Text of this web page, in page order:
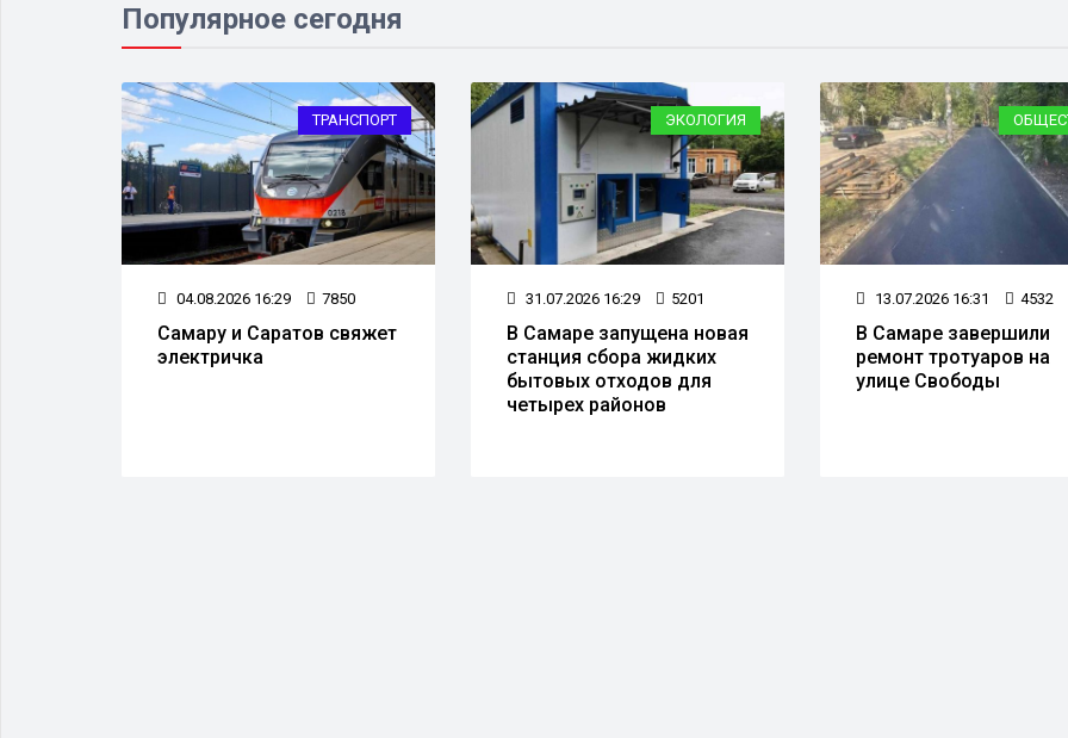
Популярное сегодня
ТРАНСПОРТ
04.08.2026 16:29 7850
Самару и Саратов свяжет
электричка
ЭКОЛОГИЯ
31.07.2026 16:29 5201
В Самаре запущена новая
станция сбора жидких
бытовых отходов для
четырех районов
13.07.2026 16:31 4532
В Самаре завершили
ремонт тротуаров на
улице Свободы